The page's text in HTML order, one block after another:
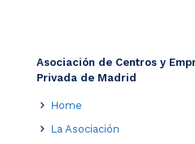
Asociación de Centros y
Privada de Madrid
Home
La Asociación